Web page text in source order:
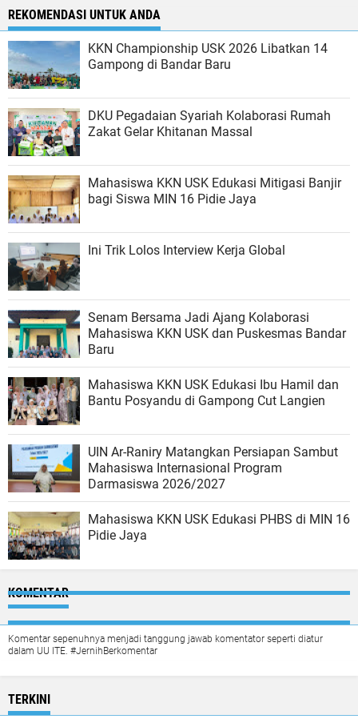
REKOMENDASI UNTUK ANDA
KKN Championship USK 2026 Libatkan 14
Gampong di Bandar Baru
DKU Pegadaian Syariah Kolaborasi Rumah
Zakat Gelar Khitanan Massal
Mahasiswa KKN USK Edukasi Mitigasi Banjir
bagi Siswa MIN 16 Pidie Jaya
Ini Trik Lolos Interview Kerja Global
Senam Bersama Jadi Ajang Kolaborasi
Mahasiswa KKN USK dan Puskesmas Bandar
Baru
Mahasiswa KKN USK Edukasi Ibu Hamil dan
Bantu Posyandu di Gampong Cut Langien
UIN Ar-Raniry Matangkan Persiapan Sambut
Mahasiswa Internasional Program
Darmasiswa 2026/2027
Mahasiswa KKN USK Edukasi PHBS di MIN 16
Pidie Jaya
KOMENTAR
Komentar sepenuhnya menjadi tanggung jawab komentator seperti diatur
dalam UU ITE. #JernihBerkomentar
TERKINI